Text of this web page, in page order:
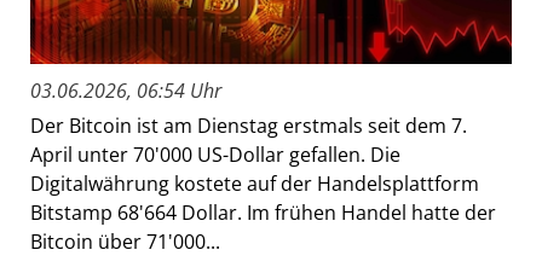
03.06.2026, 06:54 Uhr
Der Bitcoin ist am Dienstag erstmals seit dem 7.
April unter 70'000 US-Dollar gefallen. Die
Digitalwährung kostete auf der Handelsplattform
Bitstamp 68'664 Dollar. Im frühen Handel hatte der
Bitcoin über 71'000...